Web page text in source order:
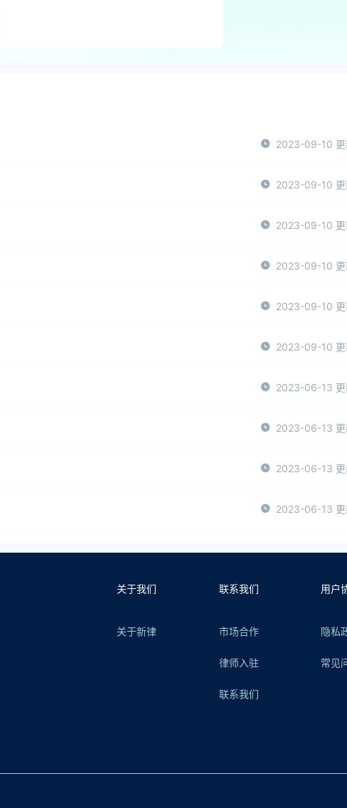
2023-09-10 更
2023-09-10 更
2023-09-10 更
2023-09-10 更
2023-09-10 更
2023-09-10 更
2023-06-13 更
2023-06-13 更
2023-06-13 更
2023-06-13 更
关于我们
关于新律
联系我们
市场合作
律师入驻
联系我们
用户
隐私
常见